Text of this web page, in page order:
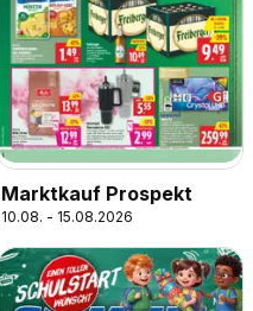
Marktkauf Prospekt
10.08. - 15.08.2026